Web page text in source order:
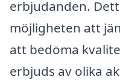
erbjudanden.
möjligheten att
att bedöma
erbjuds av olika